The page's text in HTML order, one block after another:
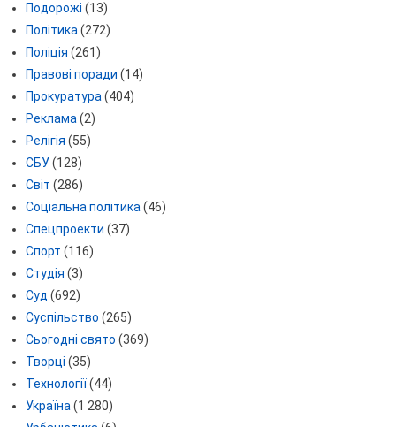
Подорожі (13)
Політика(272)
Поліція (261)
Правові поради (14)
Прокуратура(404)
Реклама(2)
Релігія (55)
СБУ(128)
Світ (286)
Соціальна політика(46)
Спецпроекти (37)
Спорт (116)
Студія (3)
Суд (692)
Суспільство (265)
Сьогодні свято (369)
Творці (35)
Технології(44)
Україна(1 280)